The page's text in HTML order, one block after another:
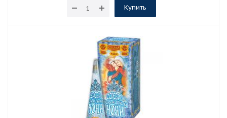
Купить